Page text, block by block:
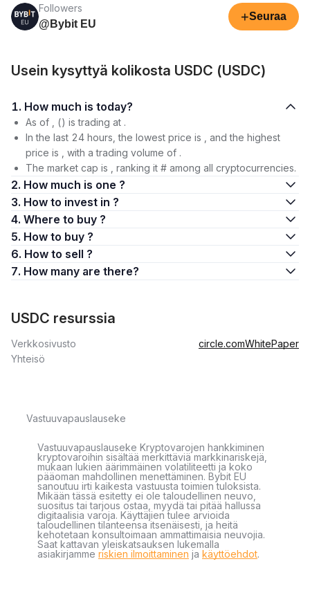
Followers
@Bybit EU
+Seuraa
Usein kysyttyä kolikosta USDC (USDC)
1. How much is today?
As of , () is trading at .
In the last 24 hours, the lowest price is , and the highest
price is , with a trading volume of .
The market cap is , ranking it # among all cryptocurrencies.
2. How much is one ?
3. How to invest in ?
4. Where to buy ?
5. How to buy ?
6. How to sell ?
7. How many are there?
USDC resurssia
Verkkosivusto circle.comWhitePaper
Yhteisö
Vastuuvapauslauseke
Vastuuvapauslauseke Kryptovarojen hankkiminen
kryptovaroihin sisältää merkittäviä markkinariskejä,
mukaan lukien äärimmäinen volatiliteetti ja koko
pääoman mahdollinen menettäminen. Bybit EU
sanoutuu irti kaikesta vastuusta toimien tuloksista.
Mikään tässä esitetty ei ole taloudellinen neuvo,
suositus tai tarjous ostaa, myydä tai pitää hallussa
digitaalisia varoja. Käyttäjien tulee arvioida
taloudellinen tilanteensa itsenäisesti, ja heitä
kehotetaan konsultoimaan ammattimaisia neuvojia.
Saat kattavan yleiskatsauksen lukemalla
asiakirjamme riskien ilmoittaminen ja käyttöehdot.